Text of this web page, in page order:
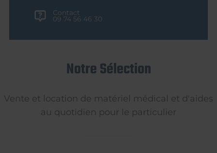
Contact
09 74 56 46 30
Notre Sélection
Vente et location de matériel médical et d'aides
au quotidien pour le particulier